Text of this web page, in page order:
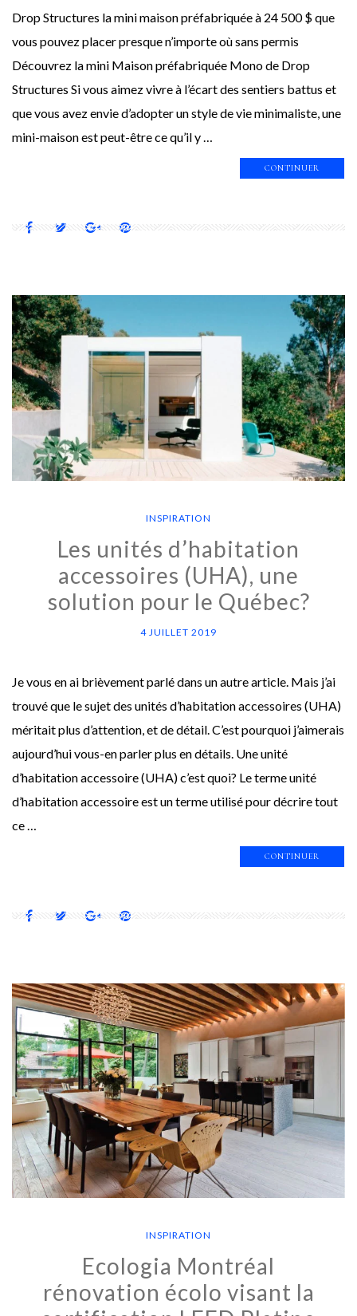
Drop Structures la mini maison préfabriquée à 24 500 $ que
vous pouvez placer presque n’importe où sans permis
Découvrez la mini Maison préfabriquée Mono de Drop
Structures Si vous aimez vivre à l’écart des sentiers battus et
que vous avez envie d’adopter un style de vie minimaliste, une
mini-maison est peut-être ce qu’il y …
CONTINUER
INSPIRATION
Les unités d’habitation
accessoires (UHA), une
solution pour le Québec?
4 JUILLET 2019
Je vous en ai brièvement parlé dans un autre article. Mais j’ai
trouvé que le sujet des unités d’habitation accessoires (UHA)
méritait plus d’attention, et de détail. C’est pourquoi j’aimerais
aujourd’hui vous-en parler plus en détails. Une unité
d’habitation accessoire (UHA) c’est quoi? Le terme unité
d’habitation accessoire est un terme utilisé pour décrire tout
ce …
CONTINUER
INSPIRATION
Ecologia Montréal
rénovation écolo visant la